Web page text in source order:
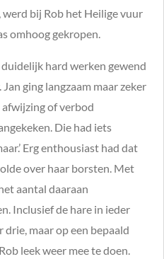
bij Rob het Heilige vuur
omhoog gekropen.
hard werken gewend
ging langzaam maar zeker
afwijzing of verbod
Die had iets
Erg enthousiast had dat
over haar borsten. Met
aantal daaraan
Inclusief de hare in ieder
drie, maar op een bepaald
leek weer mee te doen.